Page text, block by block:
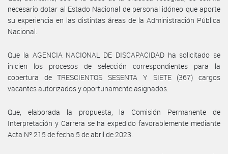
necesario dotar al Estado Nacional de personal idóneo que aporte
su experiencia en las distintas áreas de la Administración Pública
Nacional.
Que la AGENCIA NACIONAL DE DISCAPACIDAD ha solicitado se
inicien los procesos de selección correspondientes para la
cobertura de TRESCIENTOS SESENTA Y SIETE (367) cargos
vacantes autorizados y oportunamente asignados.
Que, elaborada la propuesta, la Comisión Permanente de
Interpretación y Carrera se ha expedido favorablemente mediante
Acta Nº 215 de fecha 5 de abril de 2023.